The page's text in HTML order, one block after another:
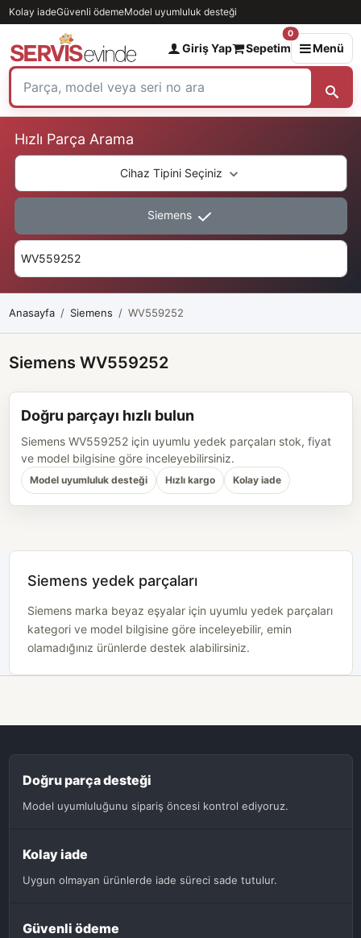
Kolay iadeGüvenli ödemeModel uyumluluk desteği
Giriş Yap Sepetim
0
Menü
Hızlı Parça Arama
Cihaz Tipini Seçiniz
Siemens
Anasayfa Siemens WV559252
Siemens WV559252
Doğru parçayı hızlı bulun
Siemens WV559252 için uyumlu yedek parçaları stok, fiyat
ve model bilgisine göre inceleyebilirsiniz.
Model uyumluluk desteği Hızlı kargo Kolay iade
Siemens yedek parçaları
Siemens marka beyaz eşyalar için uyumlu yedek parçaları
kategori ve model bilgisine göre inceleyebilir, emin
olamadığınız ürünlerde destek alabilirsiniz.
Doğru parça desteği
Model uyumluluğunu sipariş öncesi kontrol ediyoruz.
Kolay iade
Uygun olmayan ürünlerde iade süreci sade tutulur.
Güvenli ödeme